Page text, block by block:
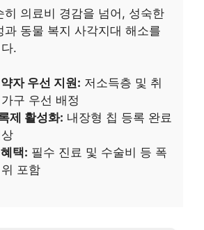
히 의료비 경감을 넘어, 성숙한
과 동물 복지 사각지대 해소를
.
자 우선 지원: 저소득층 및 취
구 우선 배정
제 활성화: 내장형 칩 등록 완료
택: 필수 진료 및 수술비 등 폭
포함